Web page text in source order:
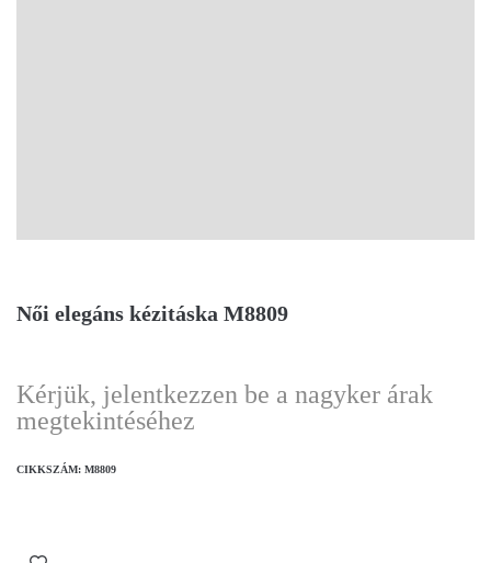
Női elegáns kézitáska M8809
Kérjük, jelentkezzen be a nagyker árak
megtekintéséhez
CIKKSZÁM: M8809